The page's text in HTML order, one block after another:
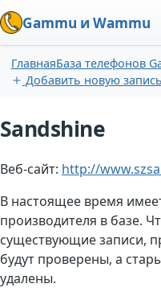
Gammu и Wammu
ГлавнаяБаза телефонов
Добавить новую запись
Sandshine
Веб-сайт: http://
В настоящее время
производителя в базе.
существующие записи,
будут проверены, а
удалены.